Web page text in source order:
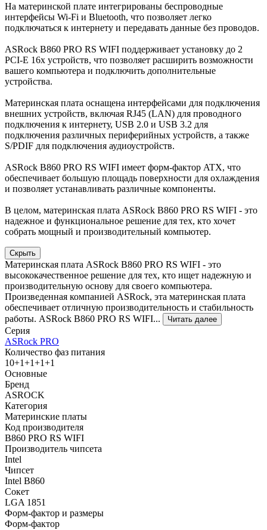
На материнской плате интегрированы беспроводные
интерфейсы Wi-Fi и Bluetooth, что позволяет легко
подключаться к интернету и передавать данные без проводов.
ASRock B860 PRO RS WIFI поддерживает установку до 2
PCI-E 16x устройств, что позволяет расширить возможности
вашего компьютера и подключить дополнительные
устройства.
Материнская плата оснащена интерфейсами для подключения
внешних устройств, включая RJ45 (LAN) для проводного
подключения к интернету, USB 2.0 и USB 3.2 для
подключения различных периферийных устройств, а также
S/PDIF для подключения аудиоустройств.
ASRock B860 PRO RS WIFI имеет форм-фактор ATX, что
обеспечивает большую площадь поверхности для охлаждения
и позволяет устанавливать различные компоненты.
В целом, материнская плата ASRock B860 PRO RS WIFI - это
надежное и функциональное решение для тех, кто хочет
собрать мощный и производительный компьютер.
Скрыть
Материнская плата ASRock B860 PRO RS WIFI - это
высококачественное решение для тех, кто ищет надежную и
производительную основу для своего компьютера.
Произведенная компанией ASRock, эта материнская плата
обеспечивает отличную производительность и стабильность
работы. ASRock B860 PRO RS WIFI...
Читать далее
Серия
ASRock PRO
Количество фаз питания
10+1+1+1+1
Основные
Бренд
ASROCK
Категория
Материнские платы
Код производителя
B860 PRO RS WIFI
Производитель чипсета
Intel
Чипсет
Intel B860
Сокет
LGA 1851
Форм-фактор и размеры
Форм-фактор